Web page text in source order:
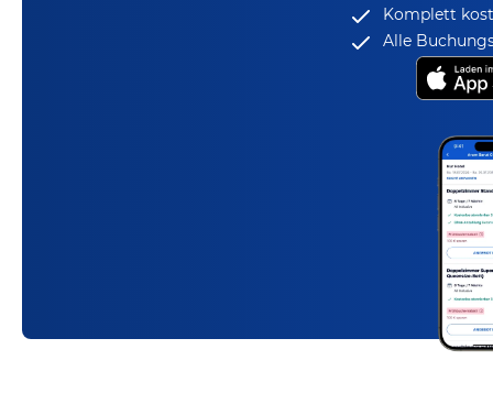
Komplett
Alle